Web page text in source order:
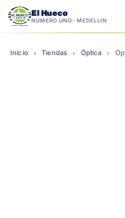
El Hueco
NÚMERO UNO · MEDELLÍN
Inicio › Tiendas › Óptica ›